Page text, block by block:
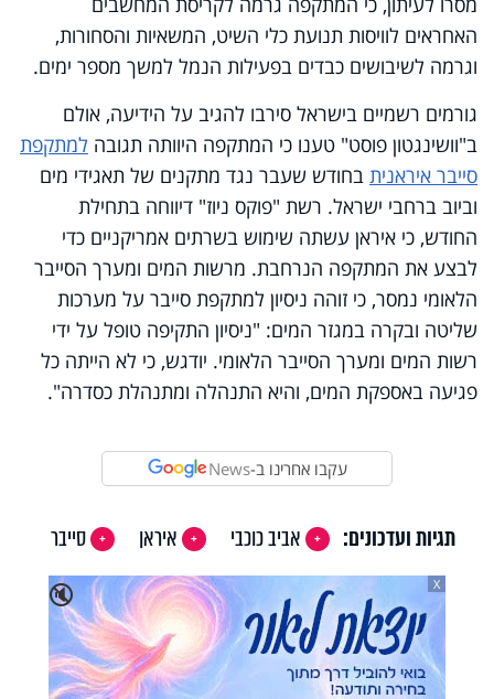
האחראים לוויסות תנועת כלי השיט, המשאיות והסחורות,
וגרמה לשיבושים כבדים בפעילות הנמל למשך מספר ימים.
גורמים רשמיים בישראל סירבו להגיב על הידיעה, אולם
ב"וושינגטון פוסט" טענו כי המתקפה היוותה תגובה למתקפת
סייבר איראנית בחודש שעבר נגד מתקנים של תאגידי מים
וביוב ברחבי ישראל. רשת "פוקס ניוז" דיווחה בתחילת
החודש, כי איראן עשתה שימוש בשרתים אמריקניים כדי
לבצע את המתקפה הנרחבת. מרשות המים ומערך הסייבר
הלאומי נמסר, כי זוהה ניסיון למתקפת סייבר על מערכות
שליטה ובקרה במגזר המים: "ניסיון התקיפה טופל על ידי
רשות המים ומערך הסייבר הלאומי. יודגש, כי לא הייתה כל
פגיעה באספקת המים, והיא התנהלה ומתנהלת כסדרה".
עקבו אחרינו ב-News
תגיות ועדכונים: אביב כוכבי איראן
סייבר
🔇
X